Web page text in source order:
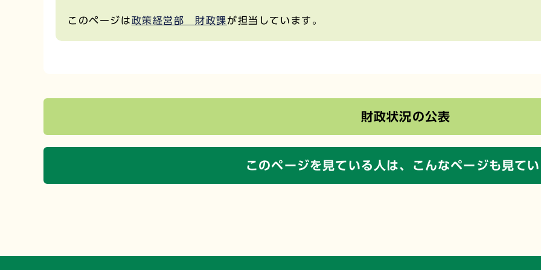
このページは政策経営部 財政課が担当しています。
財政状況の公表
このページを見ている人は、 こんなページも見て